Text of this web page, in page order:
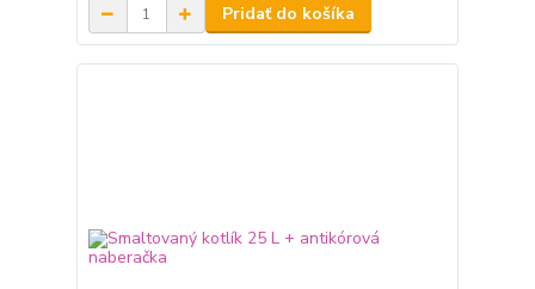
Pridať do košíka